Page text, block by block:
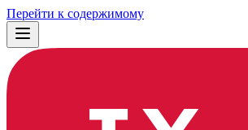
Перейти к содержимому